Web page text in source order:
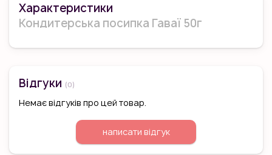
Характеристики
Кондитерська посипка Гаваї 50г
Відгуки (0)
Немає відгуків про цей товар.
написати відгук